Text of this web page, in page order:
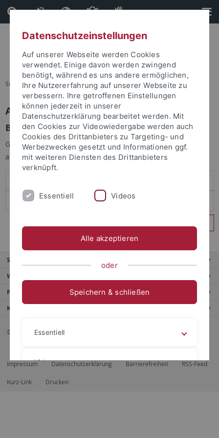
Direkt
zum
Inhalt
Direkt
zur
Fußleiste
Sie sind hier: Startseite
Anmelden
Benutzeranmeldung
Geben Sie Ihren Benutzernamen und Ihr Passwort an um sich
anzumelden:
Service
Weitere Angebote
Portale
Kontaktinfo
© 2026 Eberhard Karls Universität Tübingen, Tübingen
Impressum Datenschutzerklärung Barrierefreiheit RSS-Feed
Kurz-Link Drucken
Datenschutzeinstellungen
Auf unserer Webseite werden Cookies
verwendet. Einige davon werden zwingend
benötigt, während es uns andere ermöglichen,
Ihre Nutzererfahrung auf unserer Webseite zu
verbessern. Ihre getroffenen Einstellungen
können jederzeit in unserer
Datenschutzerklärung bearbeitet werden. Mit
den Cookies zur Videowiedergabe werden auch
Cookies des Drittanbieters zu Targeting- und
Werbezwecken gesetzt und Informationen ggf.
mit weiteren Diensten des Drittanbieters
verknüpft.
Essentiell Videos
Alle akzeptieren
oder
Speichern & schließen
Essentiell
Videos